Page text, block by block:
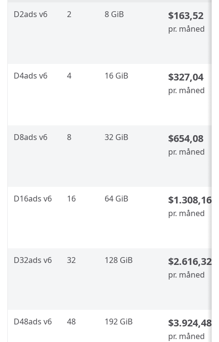
D2ads v6 2 8 GiB $163,52
pr. måned
D4ads v6 4 16 GiB $327,04
pr. måned
D8ads v6 8 32 GiB $654,08
pr. måned
D16ads v6 16 64 GiB $1.308,16
pr. måned
D32ads v6 32 128 GiB $2.616,32
pr. måned
D48ads v6 48 192 GiB $3.924,48
pr. måned